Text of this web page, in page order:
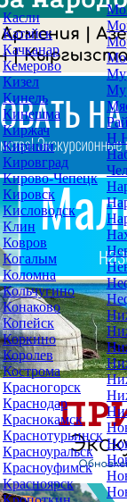
Касли
Катайск
Качканар
Кемерово
Кизел
Кинель
Кинешма
Киржач
Кириши
Кировград
Кирово-Чепецк
Кировск
Кисловодск
Клин
Ковров
Когалым
Коломна
Кольчугино
Конаково
Копейск
Коркино
Королев
Кострома
Красногорск
Краснодар
Краснокамск
Краснотурьинск
Красноуральск
Красноуфимск
Красноярск